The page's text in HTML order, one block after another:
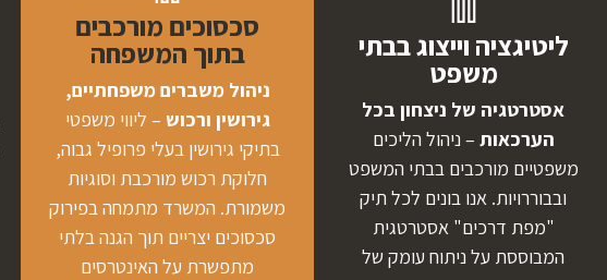
ליטיגציה וייצוג בבתי
משפט
אסטרטגיה של ניצחון בכל
הערכאות – ניהול הליכים
משפטיים מורכבים בבתי המשפט
ובבוררויות. אנו בונים לכל תיק
"מפת דרכים" אסטרטגית
המבוססת על ניתוח עומק של
סכסוכים מורכבים
בתוך המשפחה
ניהול משברים משפחתיים,
גירושין ורכוש – ליווי משפטי
בתיקי גירושין בעלי פרופיל גבוה,
חלוקת רכוש מורכבת וסוגיות
משמורת. המשרד מתמחה בפירוק
סכסוכים יצריים תוך הגנה בלתי
מתפשרת על האינטרסים